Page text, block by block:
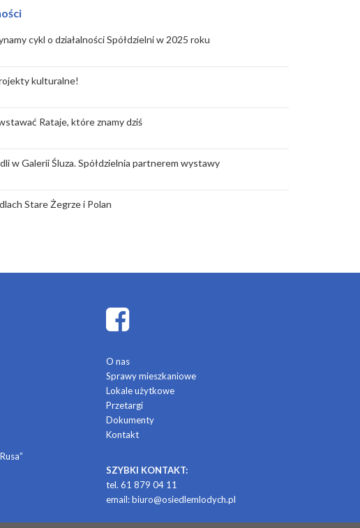
cykl o działalności Spółdzielni w 2025 roku
kulturalne!
Rataje, które znamy dziś
w Galerii Śluza. Spółdzielnia partnerem wystawy
Stare Żegrze i Polan
O nas
Sprawy mieszkaniowe
Lokale użytkowe
Przetargi
Dokumenty
Kontakt
SZYBKI KONTAKT:
tel. 61 879 04 11
email:biuro@osiedlemlodych.pl